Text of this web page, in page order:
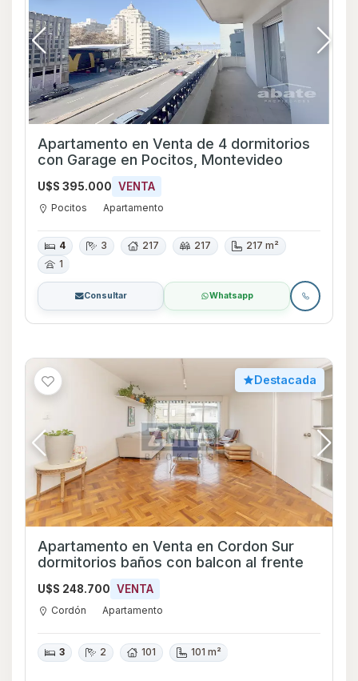
Apartamento en Venta de 4 dormitorios
con Garage en Pocitos, Montevideo
U$S 395.000 VENTA
Pocitos Apartamento
4 3 217 217
217 m²
1
Consultar Whatsapp
Destacada
Apartamento en Venta en Cordon Sur
dormitorios baños con balcon al frente
U$S 248.700 VENTA
Cordón Apartamento
3 2 101 101 m²